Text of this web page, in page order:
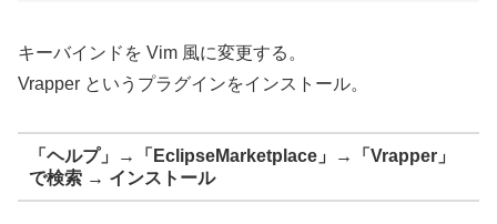
キーバインドを Vim 風に変更する。
Vrapper というプラグインをインストール。
「ヘルプ」→「EclipseMarketplace」→「Vrapper」
で検索 → インストール